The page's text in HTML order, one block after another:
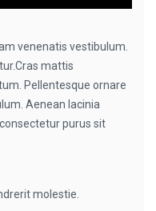
venenatis vestibulum.
mattis
Pellentesque ornare
Aenean lacinia
purus sit
molestie.